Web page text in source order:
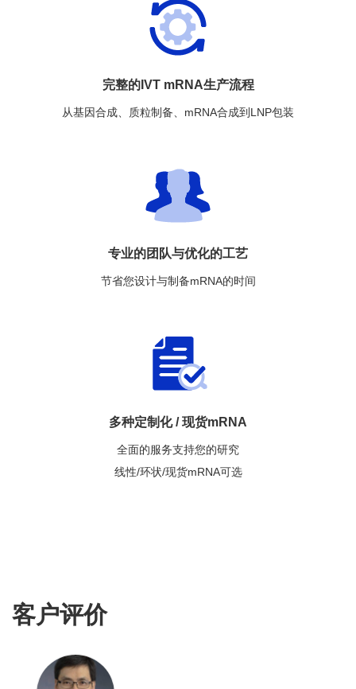
完整的IVT mRNA生产流程
从基因合成、质粒制备、mRNA合成到LNP包装
专业的团队与优化的工艺
节省您设计与制备mRNA的时间
多种定制化 / 现货mRNA
全面的服务支持您的研究
线性/环状/现货mRNA可选
客户评价